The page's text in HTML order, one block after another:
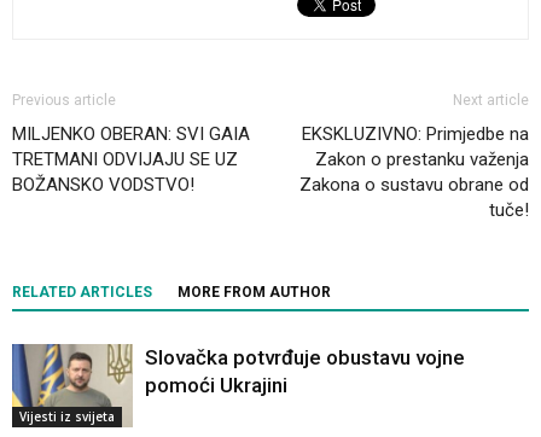
Previous article
MILJENKO OBERAN: SVI GAIA
TRETMANI ODVIJAJU SE UZ
BOŽANSKO VODSTVO!
Next article
EKSKLUZIVNO: Primjedbe na
Zakon o prestanku važenja
Zakona o sustavu obrane od
tuče!
RELATED ARTICLES MORE FROM AUTHOR
Vijesti iz svijeta
Slovačka potvrđuje obustavu vojne
pomoći Ukrajini